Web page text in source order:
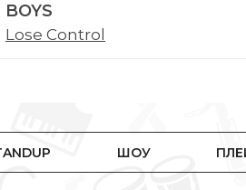
BOYS
Lose Control
ШОУ